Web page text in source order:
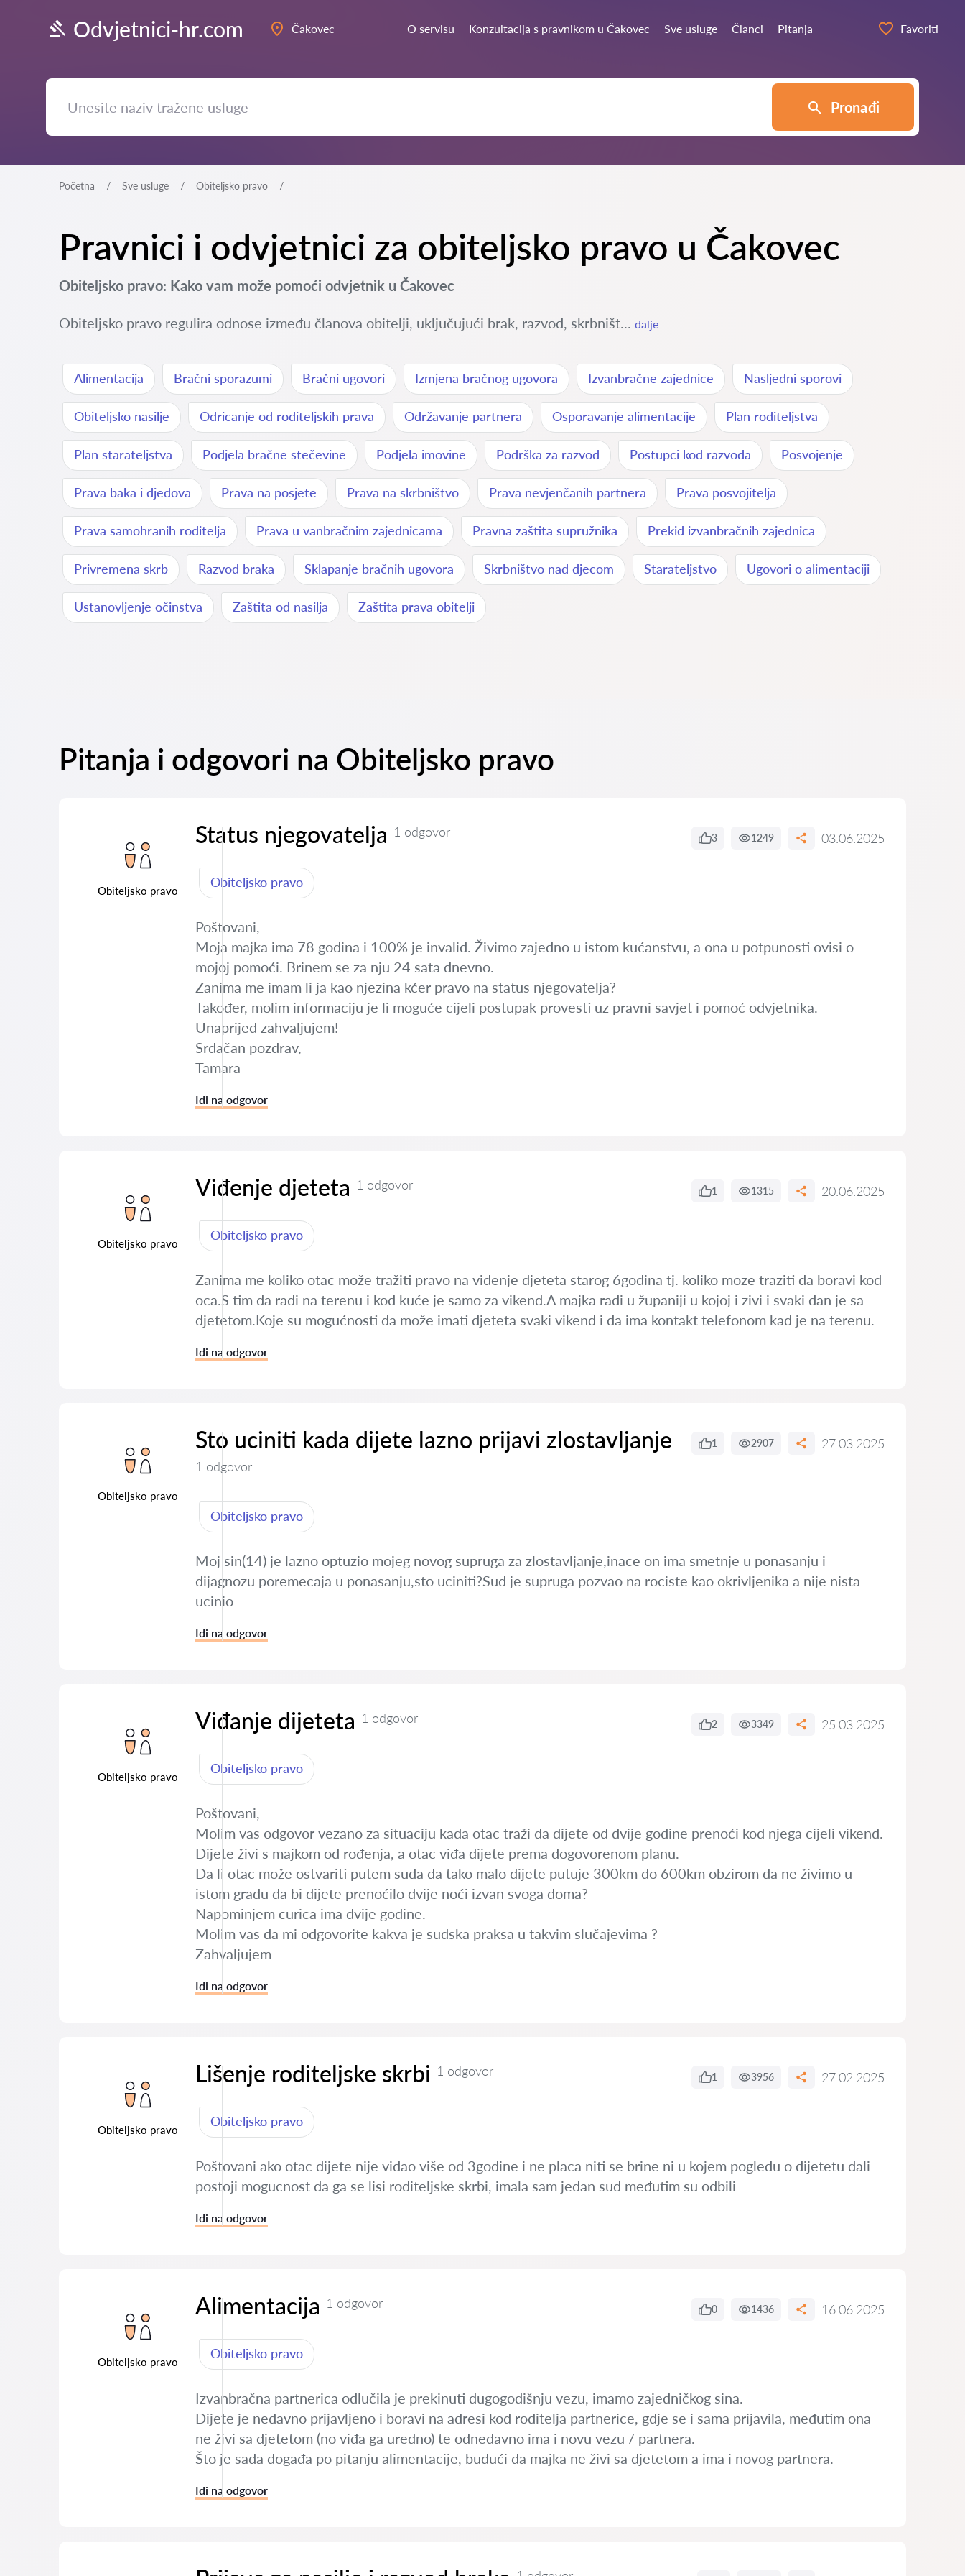
Odvjetnici-hr.com Čakovec O servisu Konzultacija s pravnikom u Čakovec Sve usluge Članci Pitanja Favoriti
Pronađi
Početna Sve usluge Obiteljsko pravo
Pravnici i odvjetnici za obiteljsko pravo u Čakovec
Obiteljsko pravo: Kako vam može pomoći odvjetnik u Čakovec
Obiteljsko pravo regulira odnose između članova obitelji, uključujući brak, razvod, skrbništ... dalje
Alimentacija Bračni sporazumi Bračni ugovori Izmjena bračnog ugovora Izvanbračne zajednice Nasljedni sporovi
Obiteljsko nasilje Odricanje od roditeljskih prava Održavanje partnera Osporavanje alimentacije Plan roditeljstva
Plan starateljstva Podjela bračne stečevine Podjela imovine Podrška za razvod Postupci kod razvoda Posvojenje
Prava baka i djedova Prava na posjete Prava na skrbništvo Prava nevjenčanih partnera Prava posvojitelja
Prava samohranih roditelja Prava u vanbračnim zajednicama Pravna zaštita supružnika Prekid izvanbračnih zajednica
Privremena skrb Razvod braka Sklapanje bračnih ugovora Skrbništvo nad djecom Starateljstvo Ugovori o alimentaciji
Ustanovljenje očinstva Zaštita od nasilja Zaštita prava obitelji
Pitanja i odgovori na Obiteljsko pravo
Obiteljsko pravo
Status njegovatelja 1 odgovor 3 1249 03.06.2025
Obiteljsko pravo
Poštovani,
Moja majka ima 78 godina i 100% je invalid. Živimo zajedno u istom kućanstvu, a ona u potpunosti ovisi o
mojoj pomoći. Brinem se za nju 24 sata dnevno.
Zanima me imam li ja kao njezina kćer pravo na status njegovatelja?
Također, molim informaciju je li moguće cijeli postupak provesti uz pravni savjet i pomoć odvjetnika.
Unaprijed zahvaljujem!
Srdačan pozdrav,
Tamara
Idi na odgovor
Obiteljsko pravo
Viđenje djeteta 1 odgovor 1 1315 20.06.2025
Obiteljsko pravo
Zanima me koliko otac može tražiti pravo na viđenje djeteta starog 6godina tj. koliko moze traziti da boravi kod
oca.S tim da radi na terenu i kod kuće je samo za vikend.A majka radi u županiji u kojoj i zivi i svaki dan je sa
djetetom.Koje su mogućnosti da može imati djeteta svaki vikend i da ima kontakt telefonom kad je na terenu.
Idi na odgovor
Obiteljsko pravo
Sto uciniti kada dijete lazno prijavi zlostavljanje
1 odgovor
1 2907 27.03.2025
Obiteljsko pravo
Moj sin(14) je lazno optuzio mojeg novog supruga za zlostavljanje,inace on ima smetnje u ponasanju i
dijagnozu poremecaja u ponasanju,sto uciniti?Sud je supruga pozvao na rociste kao okrivljenika a nije nista
ucinio
Idi na odgovor
Obiteljsko pravo
Viđanje dijeteta 1 odgovor 2 3349 25.03.2025
Obiteljsko pravo
Poštovani,
Molim vas odgovor vezano za situaciju kada otac traži da dijete od dvije godine prenoći kod njega cijeli vikend.
Dijete živi s majkom od rođenja, a otac viđa dijete prema dogovorenom planu.
Da li otac može ostvariti putem suda da tako malo dijete putuje 300km do 600km obzirom da ne živimo u
istom gradu da bi dijete prenoćilo dvije noći izvan svoga doma?
Napominjem curica ima dvije godine.
Molim vas da mi odgovorite kakva je sudska praksa u takvim slučajevima ?
Zahvaljujem
Idi na odgovor
Obiteljsko pravo
Lišenje roditeljske skrbi 1 odgovor 1 3956 27.02.2025
Obiteljsko pravo
Poštovani ako otac dijete nije viđao više od 3godine i ne placa niti se brine ni u kojem pogledu o dijetetu dali
postoji mogucnost da ga se lisi roditeljske skrbi, imala sam jedan sud međutim su odbili
Idi na odgovor
Obiteljsko pravo
Alimentacija 1 odgovor 0 1436 16.06.2025
Obiteljsko pravo
Izvanbračna partnerica odlučila je prekinuti dugogodišnju vezu, imamo zajedničkog sina.
Dijete je nedavno prijavljeno i boravi na adresi kod roditelja partnerice, gdje se i sama prijavila, međutim ona
ne živi sa djetetom (no viđa ga uredno) te odnedavno ima i novu vezu / partnera.
Što je sada događa po pitanju alimentacije, budući da majka ne živi sa djetetom a ima i novog partnera.
Idi na odgovor